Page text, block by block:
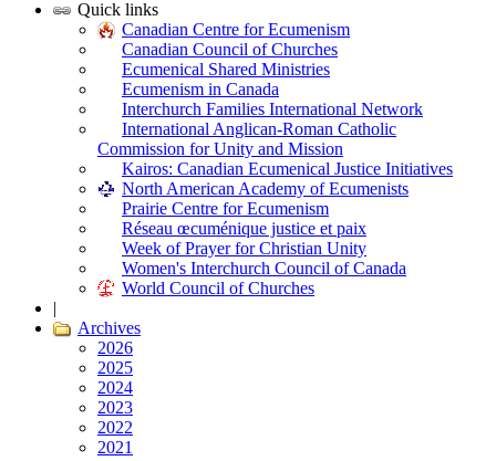
Quick links
Canadian Centre for Ecumenism
Canadian Council of Churches
Ecumenical Shared Ministries
Ecumenism in Canada
Interchurch Families International Network
International Anglican-Roman Catholic
Commission for Unity and Mission
Kairos: Canadian Ecumenical Justice Initiatives
North American Academy of Ecumenists
Prairie Centre for Ecumenism
Réseau œcuménique justice et paix
Week of Prayer for Christian Unity
Women's Interchurch Council of Canada
World Council of Churches
|
Archives
2026
2025
2024
2023
2022
2021